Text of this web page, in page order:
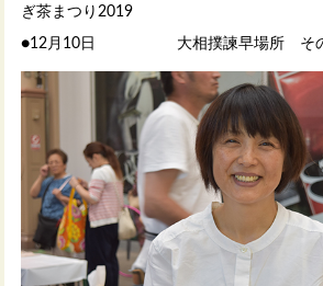
ぎ茶まつり2019
●12月10日 大相撲諫早場所 その